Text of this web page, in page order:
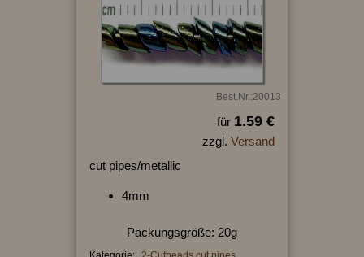
Best.Nr.:20013
für 1.59 €
zzgl. Versand
cut pipes/metallic
4mm
Packungsgröße: 20g